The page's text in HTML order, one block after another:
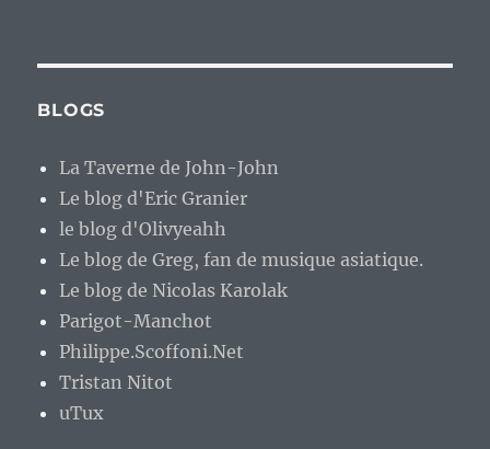
BLOGS
La Taverne de John-John
Le blog d'Eric Granier
le blog d'Olivyeahh
Le blog de Greg, fan de musique asiatique.
Le blog de Nicolas Karolak
Parigot-Manchot
Philippe.Scoffoni.Net
Tristan Nitot
uTux